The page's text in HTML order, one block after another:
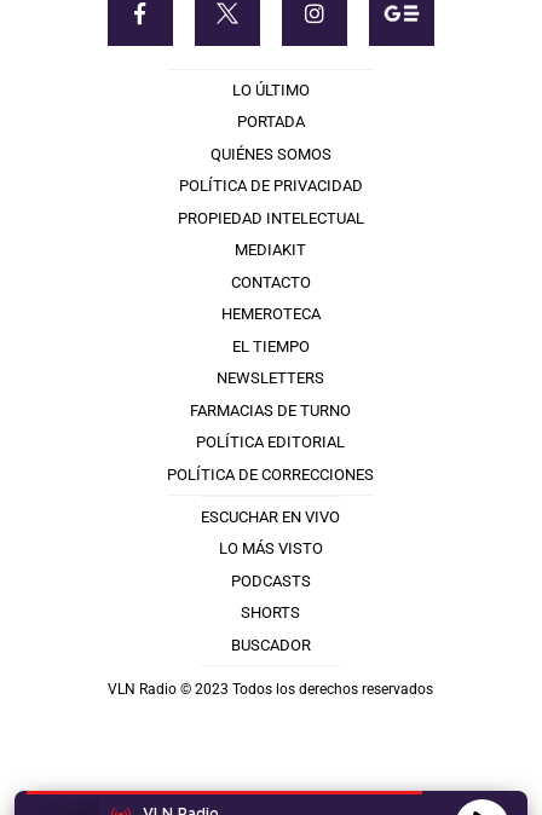
LO ÚLTIMO
PORTADA
QUIÉNES SOMOS
POLÍTICA DE PRIVACIDAD
PROPIEDAD INTELECTUAL
MEDIAKIT
CONTACTO
HEMEROTECA
EL TIEMPO
NEWSLETTERS
FARMACIAS DE TURNO
POLÍTICA EDITORIAL
POLÍTICA DE CORRECCIONES
ESCUCHAR EN VIVO
LO MÁS VISTO
PODCASTS
SHORTS
BUSCADOR
VLN Radio © 2023 Todos los derechos reservados